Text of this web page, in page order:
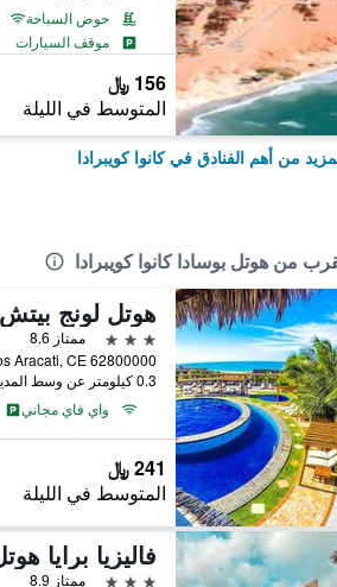
حوض السباحة
موقف السيارات
156 ﷼
المتوسط في الليلة
من أهم الفنادق في كانوا كويبرادا
من هوتل بوسادا كانوا كويبرادا
هوتل لونج بيتش
3 نجوم
ممتاز 8.6
0.3 كيلومتر عن وسط المدينة
واي فاي مجاني
241 ﷼
المتوسط في الليلة
فاليزيا برايا
3 نجوم ممتاز 8.9